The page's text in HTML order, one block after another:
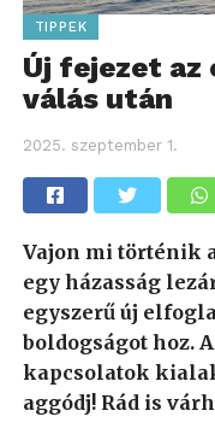
TIPPEK
Új fejezet az
válás után
2025. szeptember 1.
Vajon mi történik
egy házasság
egyszerű új
boldogságot hoz.
kapcsolatok
aggódj! Rád is